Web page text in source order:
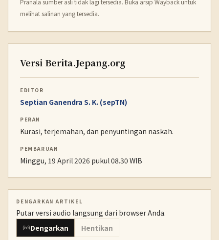
Pranala sumber asli tidak lagi tersedia. Buka arsip Wayback untuk
melihat salinan yang tersedia.
Versi Berita.Jepang.org
EDITOR
Septian Ganendra S. K. (sepTN)
PERAN
Kurasi, terjemahan, dan penyuntingan naskah.
PEMBARUAN
Minggu, 19 April 2026 pukul 08.30 WIB
DENGARKAN ARTIKEL
Putar versi audio langsung dari browser Anda.
Dengarkan
Hentikan